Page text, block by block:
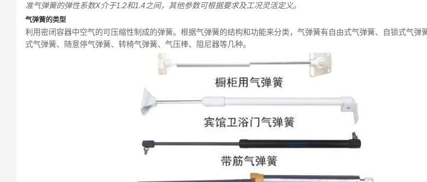
准气弹簧的弹性系数X介于1.2和1.4之间，其他参数可根据要求及工况灵活定义。
气弹簧的类型
利用密闭容器中空气的可压缩性制成的弹簧。根据气弹簧的结构和功能来分类，气弹簧有自由式气弹簧、自锁式气弹
式气弹簧、随意停气弹簧、转椅气弹簧、气压棒、阻尼器等几种。